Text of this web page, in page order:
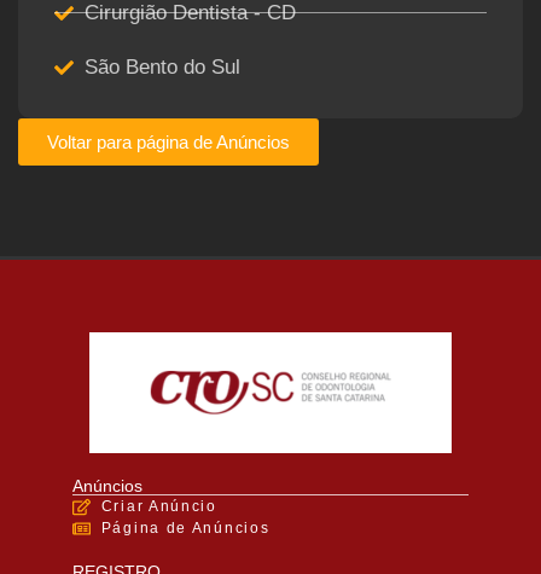
Cirurgião Dentista - CD
São Bento do Sul
Voltar para página de Anúncios
Anúncios
Criar Anúncio
Página de Anúncios